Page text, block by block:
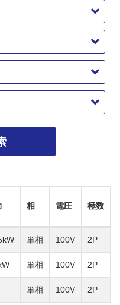
相 電圧 極数
単相 100V 2P
単相 100V 2P
単相 100V 2P